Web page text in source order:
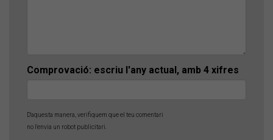
Comprovació: escriu l'any actual, amb 4 xifres
D'aquesta manera, verifiquem que el teu comentari
no l'envia un robot publicitari.